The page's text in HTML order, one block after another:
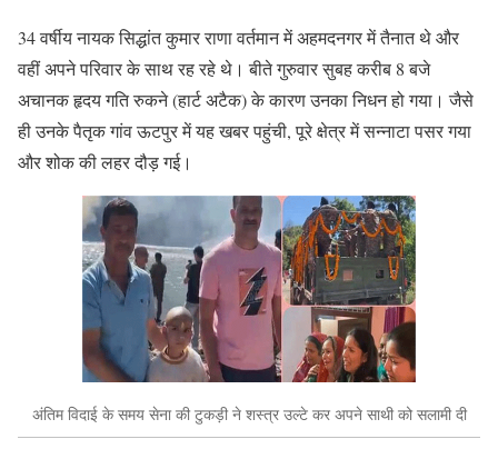
34 वर्षीय नायक सिद्धांत कुमार राणा वर्तमान में अहमदनगर में तैनात थे और
वहीं अपने परिवार के साथ रह रहे थे। बीते गुरुवार सुबह करीब 8 बजे
अचानक हृदय गति रुकने (हार्ट अटैक) के कारण उनका निधन हो गया। जैसे
ही उनके पैतृक गांव ऊटपुर में यह खबर पहुंची, पूरे क्षेत्र में सन्नाटा पसर गया
और शोक की लहर दौड़ गई।
अंतिम विदाई के समय सेना की टुकड़ी ने शस्त्र उल्टे कर अपने साथी को सलामी दी